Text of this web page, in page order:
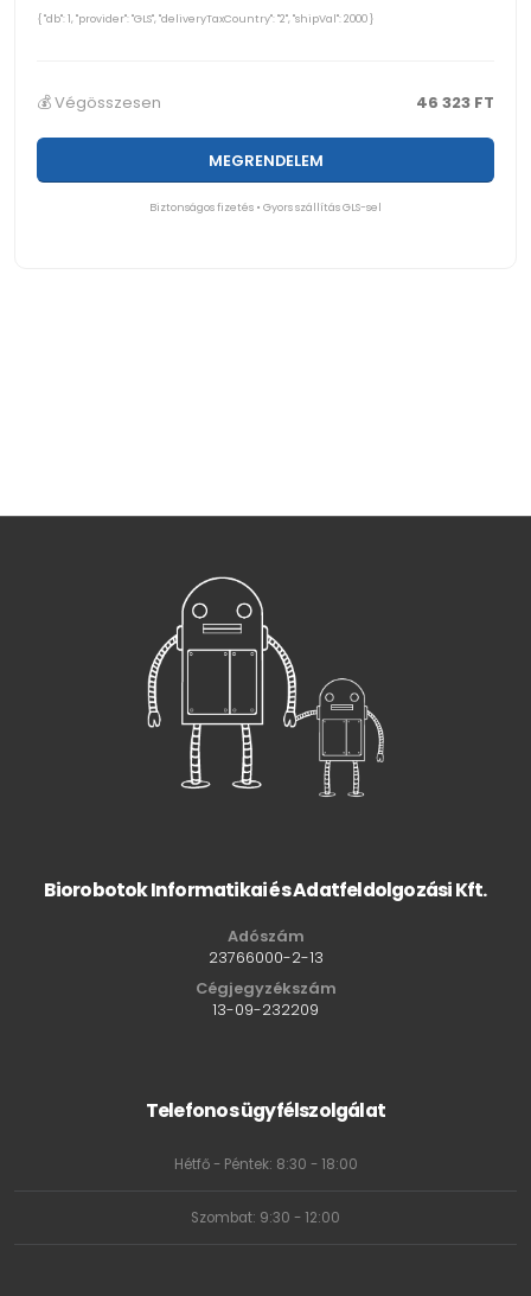
{ "db": 1, "provider": "GLS", "deliveryTaxCountry": "2", "shipVal": 2000 }
💰 Végösszesen 46 323 FT
MEGRENDELEM
Biztonságos fizetés • Gyors szállítás GLS-sel
Biorobotok Informatikai és Adatfeldolgozási Kft.
Adószám
23766000-2-13
Cégjegyzékszám
13-09-232209
Telefonos ügyfélszolgálat
Hétfő - Péntek: 8:30 - 18:00
Szombat: 9:30 - 12:00